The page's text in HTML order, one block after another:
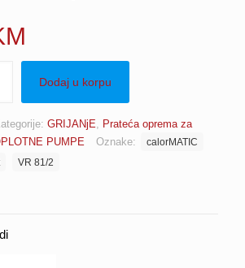
Dodaj u korpu
GRIJANjE, Prateća oprema za
PUMPE Oznake:
calorMATIC
VR 81/2